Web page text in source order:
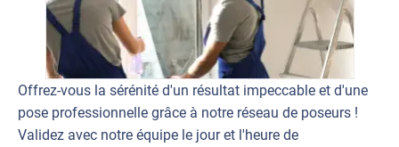
Offrez-vous la sérénité d'un résultat impeccable et d'une
pose professionnelle grâce à notre réseau de poseurs !
Validez avec notre équipe le jour et l'heure de